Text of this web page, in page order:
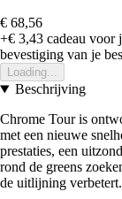
€ 68,56
+€ 3,43 cadeau voor
bevestiging van je
Loading...
Beschrijving
Chrome Tour is
met een nieuwe
prestaties, een
rond de greens
de uitlijning verbetert.